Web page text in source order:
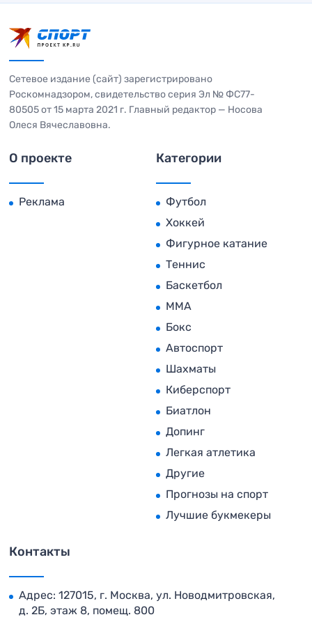
Сетевое издание (сайт) зарегистрировано
Роскомнадзором, свидетельство серия Эл № ФС77-
80505 от 15 марта 2021 г. Главный редактор — Носова
Олеся Вячеславовна.
О проекте
Реклама
Категории
Футбол
Хоккей
Фигурное катание
Теннис
Баскетбол
MMA
Бокс
Автоспорт
Шахматы
Киберспорт
Биатлон
Допинг
Легкая атлетика
Другие
Прогнозы на спорт
Лучшие букмекеры
Контакты
Адрес: 127015, г. Москва, ул. Новодмитровская,
д. 2Б, этаж 8, помещ. 800